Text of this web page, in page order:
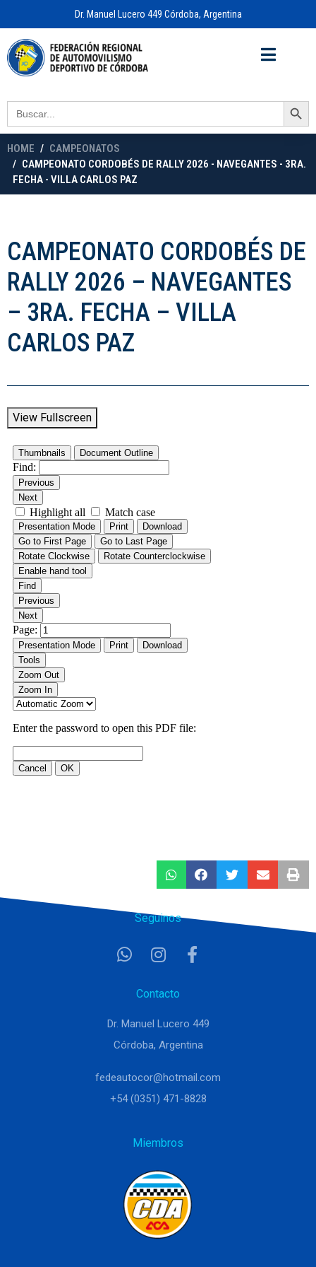
Dr. Manuel Lucero 449 Córdoba, Argentina
Search
for:
Search Button
HOME
CAMPEONATOS
CAMPEONATO CORDOBÉS DE RALLY 2026 - NAVEGANTES - 3RA.
FECHA - VILLA CARLOS PAZ
CAMPEONATO CORDOBÉS DE
RALLY 2026 – NAVEGANTES
– 3RA. FECHA – VILLA
CARLOS PAZ
View Fullscreen
Seguinos
Contacto
Dr. Manuel Lucero 449
Córdoba, Argentina
fedeautocor@hotmail.com
+54 (0351) 471-8828
Miembros